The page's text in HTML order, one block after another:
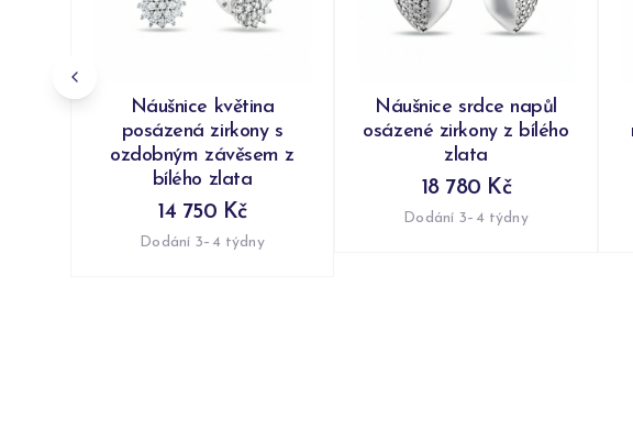
Náušnice květina
posázená zirkony s
ozdobným závěsem z
bílého zlata
14 750 Kč
Dodání 3–4 týdny
Náušnice srdce napůl
osázené zirkony z bílého
zlata
18 780 Kč
Dodání 3–4 týdny